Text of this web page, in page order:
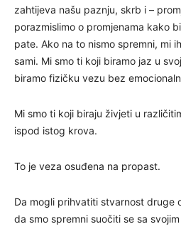
zahtijeva našu paznju, skrb i –
porazmislimo o promjenama kako
pate. Ako na to nismo spremni, mi
sami. Mi smo ti koji biramo jaz u
biramo fizičku vezu bez
Mi smo ti koji biraju živjeti u
ispod istog krova.
To je veza osuđena na propast.
Da mogli prihvatiti stvarnost druge
da smo spremni suočiti se sa